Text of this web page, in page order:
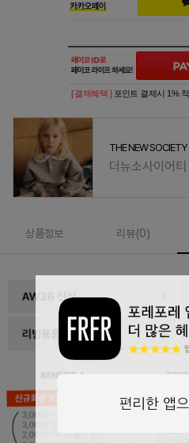
[ 결제혜택 ] 포인트 결제시 1%
THE NEW SOCIETY
더뉴소사이어티
상품정보 리뷰(0)